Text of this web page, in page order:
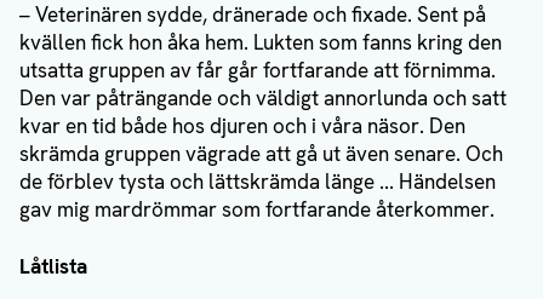
– Veterinären sydde, dränerade och fixade. Sent på
kvällen fick hon åka hem. Lukten som fanns kring den
utsatta gruppen av får går fortfarande att förnimma.
Den var påträngande och väldigt annorlunda och satt
kvar en tid både hos djuren och i våra näsor. Den
skrämda gruppen vägrade att gå ut även senare. Och
de förblev tysta och lättskrämda länge ... Händelsen
gav mig mardrömmar som fortfarande återkommer.
Låtlista